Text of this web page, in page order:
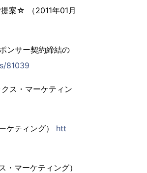
案☆ （2011年01月
ンサー契約締結の
81039
ス・マーケティン
ケティング） htt
マーケティング）